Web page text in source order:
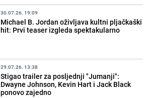
30.07.26. 19:09
Michael B. Jordan oživljava kultni pljačkaški
hit: Prvi teaser izgleda spektakularno
29.07.26. 13:38
Stigao trailer za posljednji "Jumanji":
Dwayne Johnson, Kevin Hart i Jack Black
ponovo zajedno